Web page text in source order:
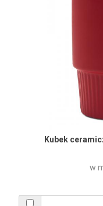
Kubek
w